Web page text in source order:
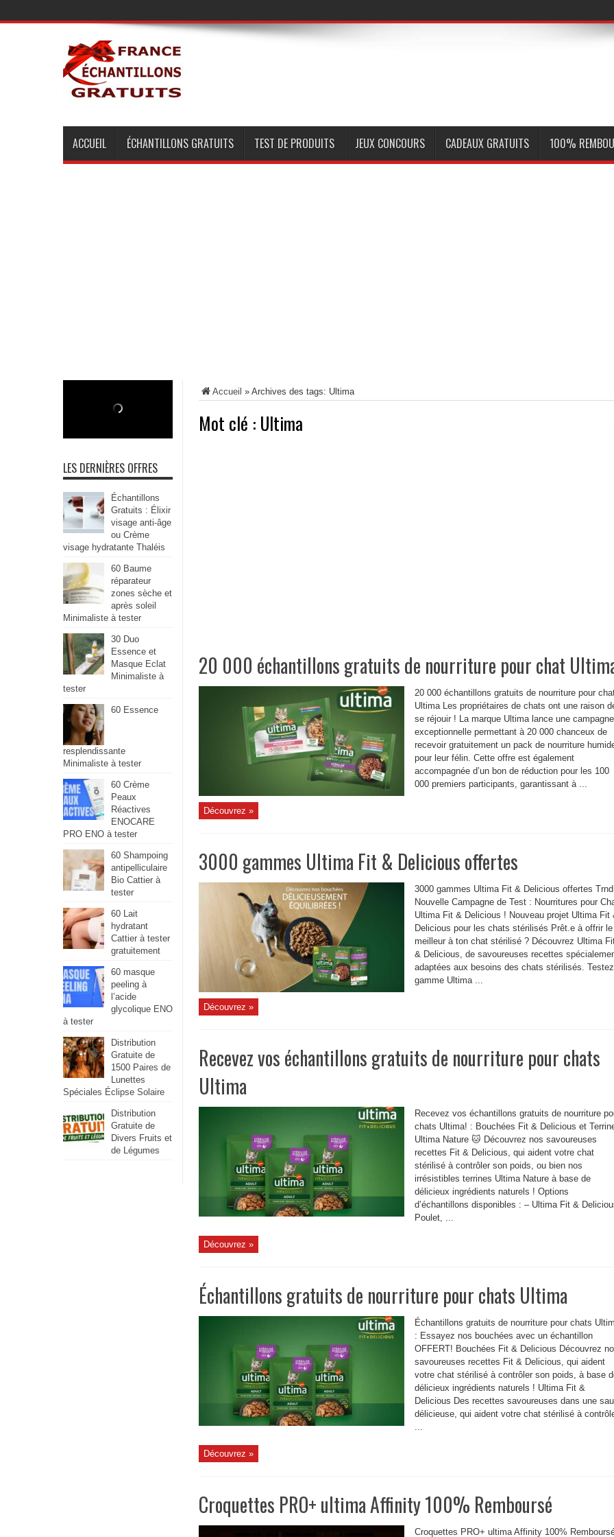
ACCUEIL ÉCHANTILLONS GRATUITS TEST DE PRODUITS JEUX CONCOURS CADEAUX GRATUITS 100%
Accueil » Archives des tags: Ultima
Mot clé : Ultima
20 000 échantillons gratuits de nourriture pour chat
20 000 échantillons gratuits de nourriture pour
Ultima Les propriétaires de chats ont une raison
se réjouir ! La marque Ultima lance une campagne
exceptionnelle permettant à 20 000 chanceux de
recevoir gratuitement un pack de nourriture
pour leur félin. Cette offre est également
accompagnée d’un bon de réduction pour les 100
000 premiers participants, garantissant à ...
Découvrez »
3000 gammes Ultima Fit & Delicious offertes
3000 gammes Ultima Fit & Delicious offertes Trnd
Nouvelle Campagne de Test : Nourritures pour
Ultima Fit & Delicious ! Nouveau projet Ultima Fit
Delicious pour les chats stérilisés Prêt.e à offrir le
meilleur à ton chat stérilisé ? Découvrez Ultima
& Delicious, de savoureuses recettes
adaptées aux besoins des chats stérilisés.
gamme Ultima ...
Découvrez »
Recevez vos échantillons gratuits de nourriture pour chats
Ultima
Recevez vos échantillons gratuits de nourriture
chats Ultima! : Bouchées Fit & Delicious et
Ultima Nature 🐱 Découvrez nos savoureuses
recettes Fit & Delicious, qui aident votre chat
stérilisé à contrôler son poids, ou bien nos
irrésistibles terrines Ultima Nature à base de
délicieux ingrédients naturels ! Options
d’échantillons disponibles : – Ultima Fit &
Poulet, ...
Découvrez »
Échantillons gratuits de nourriture pour chats Ultima
Échantillons gratuits de nourriture pour chats
: Essayez nos bouchées avec un échantillon
OFFERT! Bouchées Fit & Delicious Découvrez
savoureuses recettes Fit & Delicious, qui aident
votre chat stérilisé à contrôler son poids, à base
délicieux ingrédients naturels ! Ultima Fit &
Delicious Des recettes savoureuses dans une
délicieuse, qui aident votre chat stérilisé à
...
Découvrez »
Croquettes PRO+ ultima Affinity 100% Remboursé
Croquettes PRO+ ultima Affinity 100%
LES DERNIÈRES OFFRES
Échantillons
Gratuits : Élixir
visage anti-âge
ou Crème
visage hydratante Thaléis
60 Baume
réparateur
zones sèche et
après soleil
Minimaliste à tester
30 Duo
Essence et
Masque Eclat
Minimaliste à
tester
60 Essence
resplendissante
Minimaliste à tester
60 Crème
Peaux
Réactives
ENOCARE
PRO ENO à tester
60 Shampoing
antipelliculaire
Bio Cattier à
tester
60 Lait
hydratant
Cattier à tester
gratuitement
60 masque
peeling à
l’acide
glycolique ENO
à tester
Distribution
Gratuite de
1500 Paires de
Lunettes
Spéciales Éclipse Solaire
Distribution
Gratuite de
Divers Fruits et
de Légumes